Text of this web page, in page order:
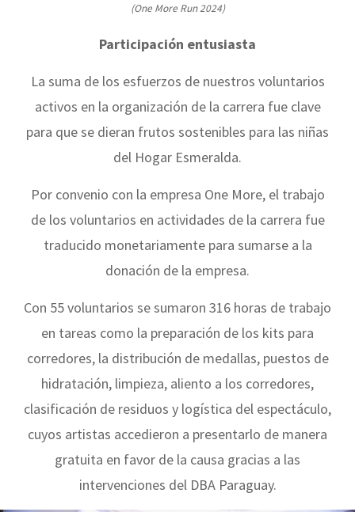
(One More Run 2024)
Participación entusiasta
La suma de los esfuerzos de nuestros voluntarios
activos en la organización de la carrera fue clave
para que se dieran frutos sostenibles para las niñas
del Hogar Esmeralda.
Por convenio con la empresa One More, el trabajo
de los voluntarios en actividades de la carrera fue
traducido monetariamente para sumarse a la
donación de la empresa.
Con 55 voluntarios se sumaron 316 horas de trabajo
en tareas como la preparación de los kits para
corredores, la distribución de medallas, puestos de
hidratación, limpieza, aliento a los corredores,
clasificación de residuos y logística del espectáculo,
cuyos artistas accedieron a presentarlo de manera
gratuita en favor de la causa gracias a las
intervenciones del DBA Paraguay.